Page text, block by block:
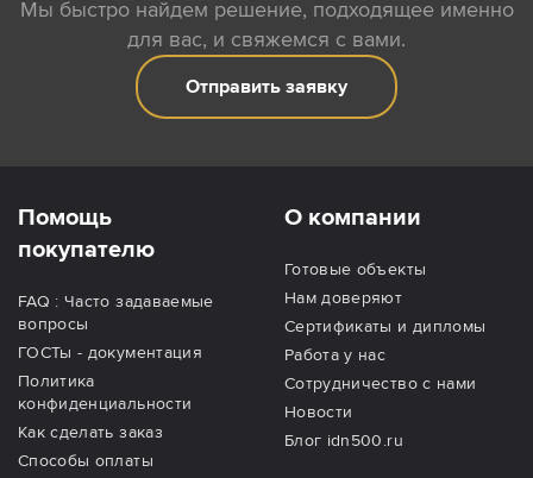
Мы быстро найдем решение, подходящее именно
для вас, и свяжемся с вами.
Отправить заявку
Помощь
покупателю
FAQ : Часто задаваемые
вопросы
ГОСТы - документация
Политика
конфиденциальности
Как сделать заказ
Способы оплаты
О компании
Готовые объекты
Нам доверяют
Сертификаты и дипломы
Работа у нас
Сотрудничество с нами
Новости
Блог idn500.ru